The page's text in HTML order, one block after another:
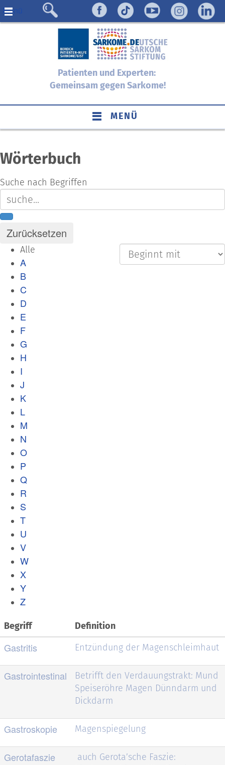
Menü
Patienten und Experten:
Gemeinsam gegen Sarkome!
MENÜ
Wörterbuch
Suche nach Begriffen
Alle
A
B
C
D
E
F
G
H
I
J
K
L
M
N
O
P
Q
R
S
T
U
V
W
X
Y
Z
Begriff Definition
Gastritis Entzündung der Magenschleimhaut
Gastrointestinal
Betrifft den Verdauungstrakt: Mund
Speiseröhre Magen Dünndarm und
Dickdarm
Gastroskopie Magenspiegelung
Gerotafaszie
auch Gerota’sche Faszie: